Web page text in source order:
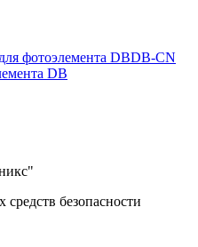
DB-СN
DB
безопасности